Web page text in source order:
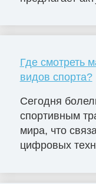
Где смотреть
видов спорта?
Сегодня
спортивным
мира, что
цифровых